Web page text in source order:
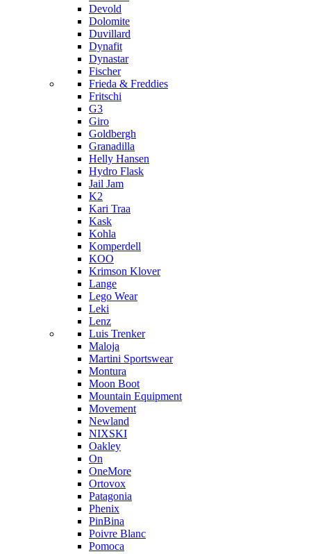
Devold
Dolomite
Duvillard
Dynafit
Dynastar
Fischer
Frieda & Freddies
Fritschi
G3
Giro
Goldbergh
Granadilla
Helly Hansen
Hydro Flask
Jail Jam
K2
Kari Traa
Kask
Kohla
Komperdell
KOO
Krimson Klover
Lange
Lego Wear
Leki
Lenz
Luis Trenker
Maloja
Martini Sportswear
Montura
Moon Boot
Mountain Equipment
Movement
Newland
NIXSKI
Oakley
On
OneMore
Ortovox
Patagonia
Phenix
PinBina
Poivre Blanc
Pomoca